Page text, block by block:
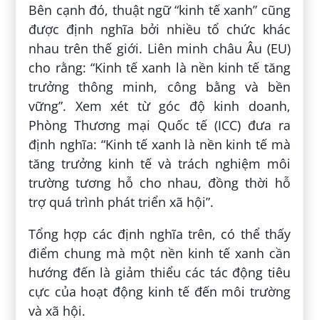
Bên cạnh đó, thuật ngữ “kinh tế xanh” cũng
được định nghĩa bởi nhiều tổ chức khác
nhau trên thế giới. Liên minh châu Âu (EU)
cho rằng: “Kinh tế xanh là nền kinh tế tăng
trưởng thông minh, công bằng và bền
vững”. Xem xét từ góc độ kinh doanh,
Phòng Thương mại Quốc tế (ICC) đưa ra
định nghĩa: “Kinh tế xanh là nền kinh tế mà
tăng trưởng kinh tế và trách nghiệm môi
trường tương hỗ cho nhau, đồng thời hỗ
trợ quá trình phát triển xã hội”.
Tổng hợp các định nghĩa trên, có thể thấy
điểm chung mà một nền kinh tế xanh cần
hướng đến là giảm thiểu các tác động tiêu
cực của hoạt động kinh tế đến môi trường
và xã hội.